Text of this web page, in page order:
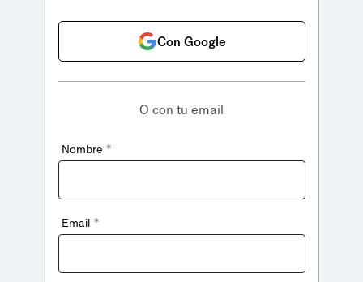
Con Google
O con tu email
Nombre *
Email *